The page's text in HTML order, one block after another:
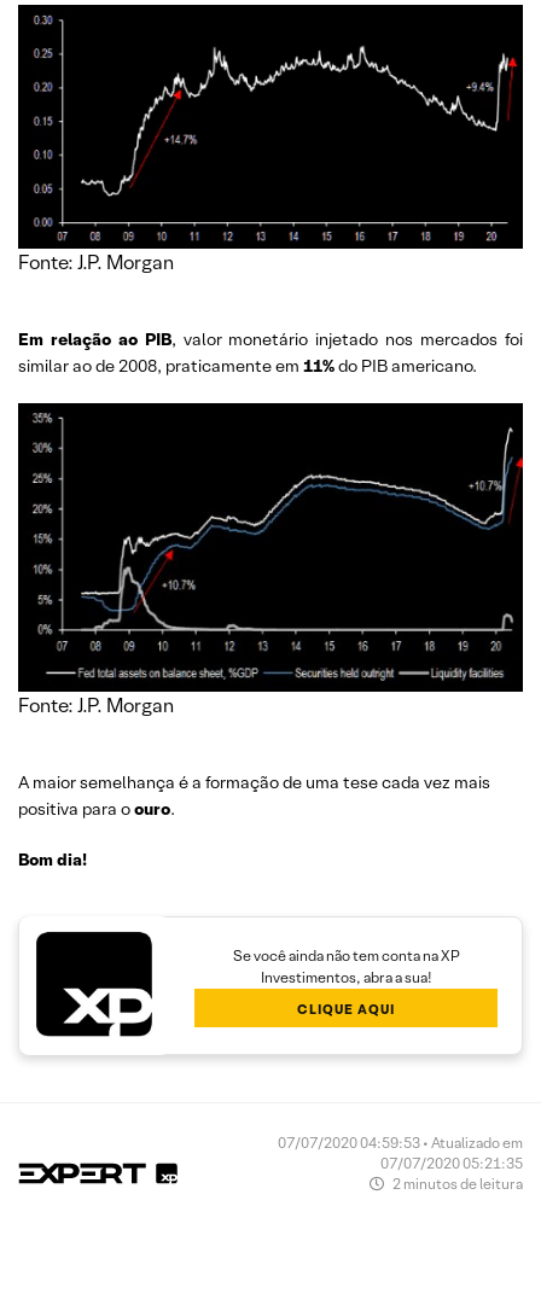
Fonte: J.P. Morgan
Em relação ao PIB, valor monetário injetado nos mercados foi
similar ao de 2008, praticamente em 11%do PIB americano.
Fonte: J.P. Morgan
A maior semelhança é a formação de uma tese cada vez mais
positiva para oouro.
Bom dia!
Se você ainda não tem conta na XP
Investimentos, abra a sua!
CLIQUE AQUI
07/07/2020 04:59:53 • Atualizado em
07/07/2020 05:21:35
2 minutos de leitura